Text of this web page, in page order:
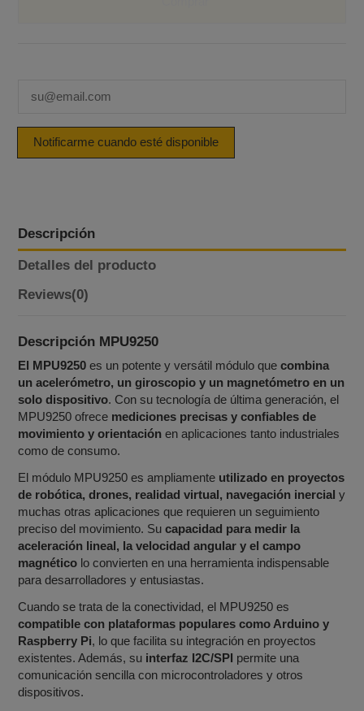
Descripción
Detalles del producto
Reviews(0)
Descripción MPU9250
El MPU9250 es un potente y versátil módulo quecombina
un acelerómetro, un giroscopio y un magnetómetro en un
solo dispositivo. Con su tecnología de última generación, el
MPU9250 ofrece mediciones precisas y confiables de
movimiento y orientación en aplicaciones tanto industriales
como de consumo.
El módulo MPU9250 es ampliamente utilizado en proyectos
de robótica, drones, realidad virtual, navegación inercial y
muchas otras aplicaciones que requieren un seguimiento
preciso del movimiento. Sucapacidad para medir la
aceleración lineal, la velocidad angular y el campo
magnético lo convierten en una herramienta indispensable
para desarrolladores y entusiastas.
Cuando se trata de la conectividad, el MPU9250 es
compatible con plataformas populares como Arduino y
Raspberry Pi, lo que facilita su integración en proyectos
existentes. Además, su interfaz I2C/SPI permite una
comunicación sencilla con microcontroladores y otros
dispositivos.